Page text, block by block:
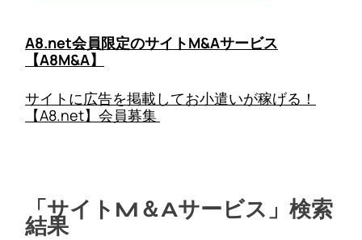
A8.net会員限定のサイトM&Aサービス
【A8M&A】
サイトに広告を掲載してお小遣いが稼げる！
【A8.net】会員募集
「サイトM＆Aサービス」検索
結果